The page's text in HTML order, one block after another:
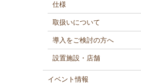
仕様
取扱いについて
導入をご検討の方へ
設置施設・店舗
イベント情報